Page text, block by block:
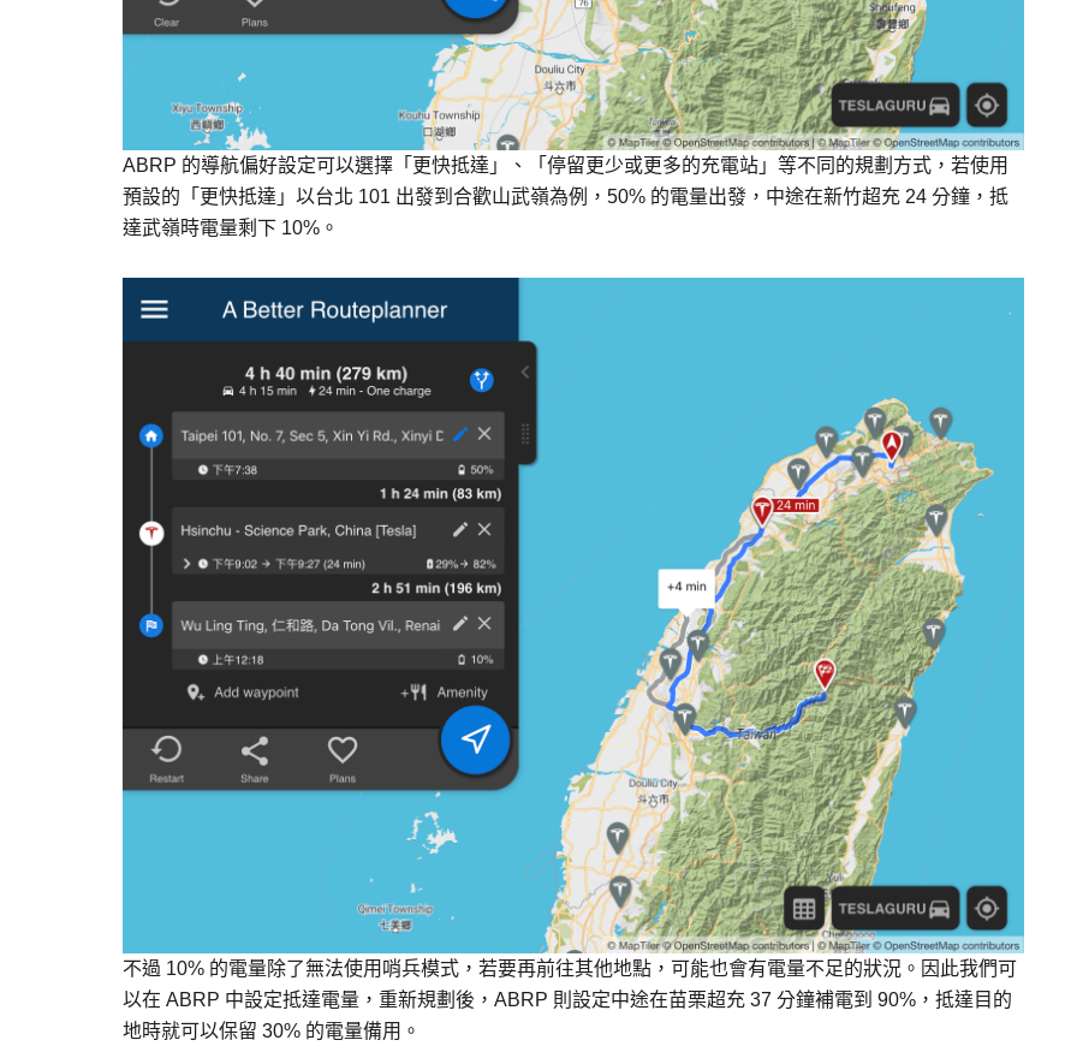
ABRP 的導航偏好設定可以選擇「更快抵達」、「停留更少或更多的充電站」等不同的規劃方式，若使用
預設的「更快抵達」以台北 101 出發到合歡山武嶺為例，50% 的電量出發，中途在新竹超充 24 分鐘，抵
達武嶺時電量剩下 10%。
不過 10% 的電量除了無法使用哨兵模式，若要再前往其他地點，可能也會有電量不足的狀況。因此我們可
以在 ABRP 中設定抵達電量，重新規劃後，ABRP 則設定中途在苗栗超充 37 分鐘補電到 90%，抵達目的
地時就可以保留 30% 的電量備用。